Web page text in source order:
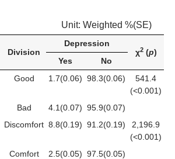
Unit: Weighted %(SE)
Division
Depression
χ2(p)
Yes
No
Good 1.7(0.06) 98.3(0.06)
541.4
(<0.001)
Bad
4.1(0.07) 95.9(0.07)
Discomfort 8.8(0.19) 91.2(0.19)
2,196.9
(<0.001)
Comfort
2.5(0.05) 97.5(0.05)